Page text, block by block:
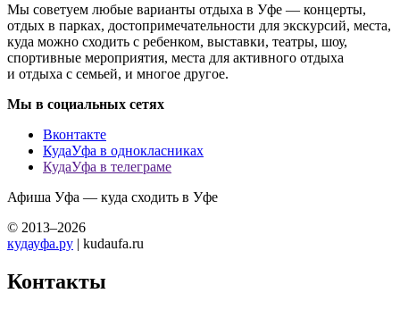
Мы советуем любые варианты отдыха в Уфе — концерты,
отдых в парках, достопримечательности для экскурсий, места,
куда можно сходить с ребенком, выставки, театры, шоу,
спортивные мероприятия, места для активного отдыха
и отдыха с семьей, и многое другое.
Мы в социальных сетях
Вконтакте
КудаУфа в однокласниках
КудаУфа в телеграме
Афиша Уфа — куда сходить в Уфе
© 2013–2026
кудауфа.ру | kudaufa.ru
Контакты